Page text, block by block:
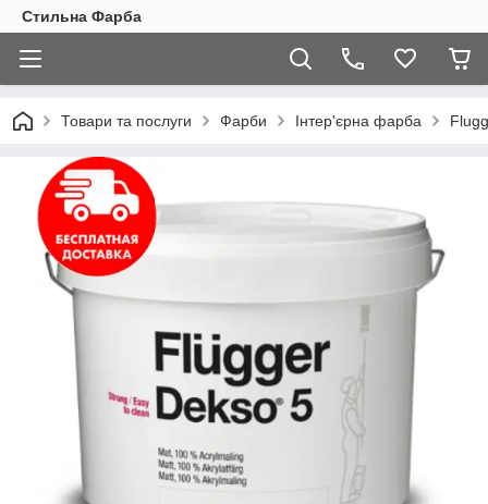
Стильна Фарба
Товари та послуги Фарби Інтер'єрна фарба